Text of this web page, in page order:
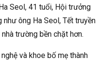
Seol, 41 tuổi, Hội trưởng
ông Ha Seol, Tết truyền
trường bền chặt hơn.
và khoe bố mẹ thành